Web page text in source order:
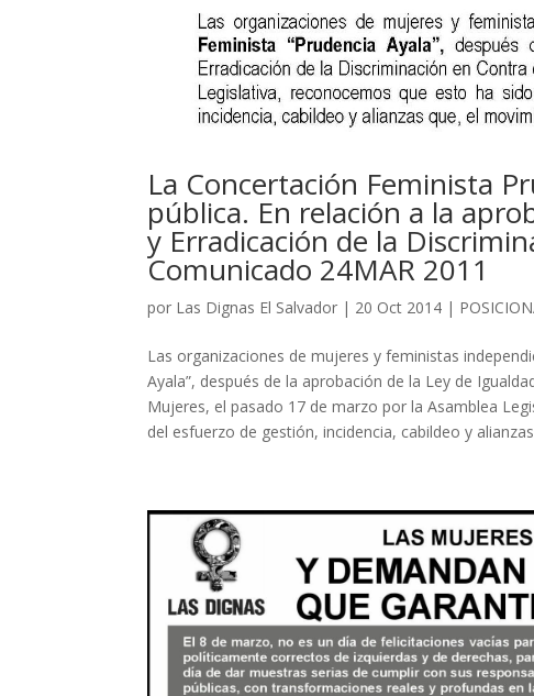
La Concertación Feminista
pública. En relación a la
y Erradicación de la
Comunicado 24MAR 2011
por Las Dignas El Salvador | 20 Oct 2014 |
Las organizaciones de mujeres y feministas
Ayala”, después de la aprobación de la Ley de
Mujeres, el pasado 17 de marzo por la Asamblea
del esfuerzo de gestión, incidencia, cabildeo y